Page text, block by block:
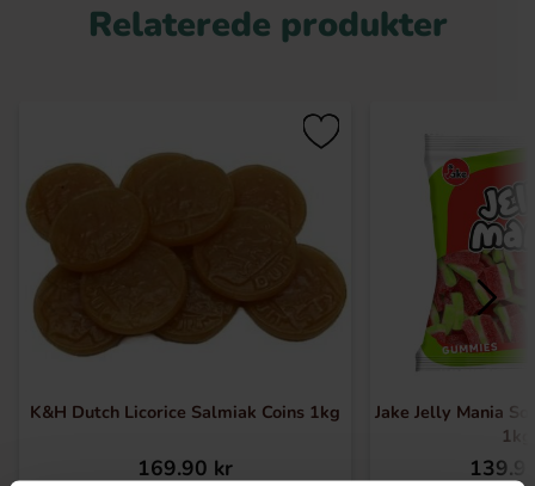
Relaterede produkter
K&H Dutch Licorice Salmiak Coins 1kg
169.90 kr
Jake Jelly Mania
1kg